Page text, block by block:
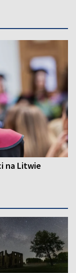
na Litwie